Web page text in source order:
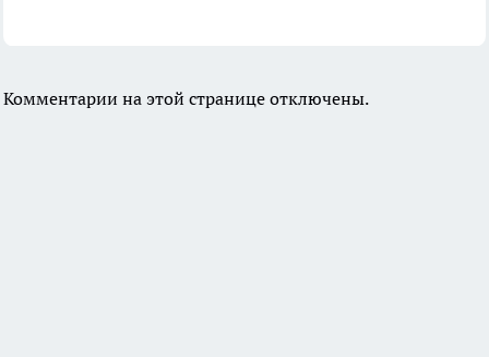
Комментарии на этой странице отключены.